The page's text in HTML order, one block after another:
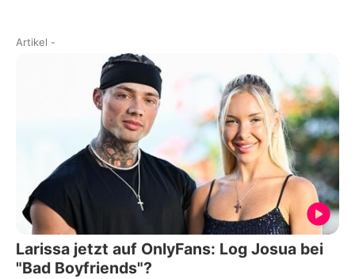
Artikel -
Larissa jetzt auf OnlyFans: Log Josua bei
"Bad Boyfriends"?